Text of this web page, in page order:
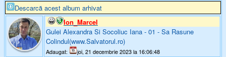
Descarcă acest album arhivat
Ion_Marcel
Gulei Alexandra Si Socoliuc Iana - 01 - Sa Rasune
Colindul(www.Salvatorul.ro)
Adaugat: joi, 21 decembrie 2023 la 16:06:48